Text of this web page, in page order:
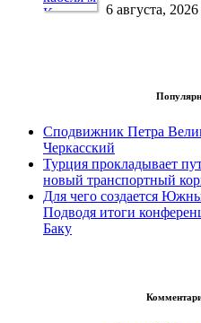
6 августа, 2026
Сподвижник Петра
Черкасский
Турция прокладывает
новый транспортный
Для чего создается
Подводя итоги
Баку